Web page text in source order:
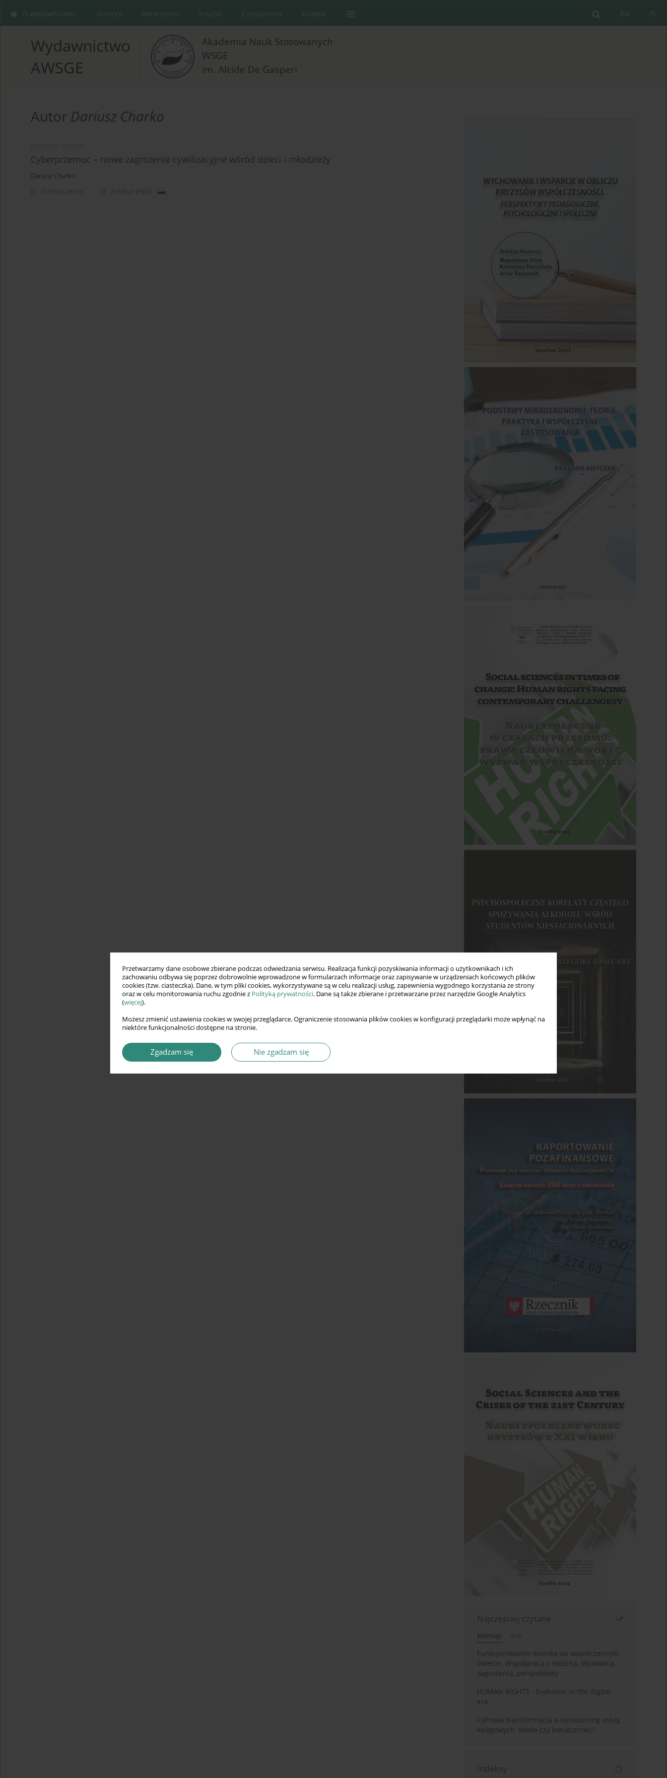
Przetwarzamy dane osobowe zbierane podczas odwiedzania serwisu. Realizacja funkcji pozyskiwania informacji o użytkownikach i ich
zachowaniu odbywa się poprzez dobrowolnie wprowadzone w formularzach informacje oraz zapisywanie w urządzeniach końcowych plików
cookies (tzw. ciasteczka). Dane, w tym pliki cookies, wykorzystywane są w celu realizacji usług, zapewnienia wygodnego korzystania ze strony
oraz w celu monitorowania ruchu zgodnie z Polityką prywatności. Dane są także zbierane i przetwarzane przez narzędzie Google Analytics
(więcej).
Możesz zmienić ustawienia cookies w swojej przeglądarce. Ograniczenie stosowania plików cookies w konfiguracji przeglądarki może wpłynąć na
niektóre funkcjonalności dostępne na stronie.
Zgadzam się Nie zgadzam się
PL
EN
O wydawnictwie Autorzy Recenzenci Książki Czasopisma Kontakt
Wydawnictwo
AWSGE
Akademia Nauk Stosowanych
WSGE
im. Alcide De Gasperi
Autor Dariusz Charko
Cyberprzemoc – nowe zagrożenie cywilizacyjne wśród dzieci i młodzieży
Dariusz Charko
Streszczenie Artykuł (PDF)
Najczęściej czytane
Miesiąc
Rok
Funkcjonowanie dziecka we współczesnym
świecie. Współpraca z rodziną. Wyzwania,
zagrożenia, perspektywy
HUMAN RIGHTS - Evolution in the digital
era
Cyfrowa transformacja a outsourcing usług
księgowych. Moda czy konieczność?
Indeksy